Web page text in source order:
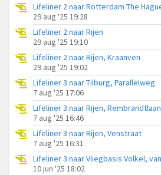
29 aug '25 19:28
Lifeliner 2 naar Rijen
29 aug '25 19:10
Lifeliner 2 naar Rijen, Kraanven
29 aug '25 19:02
Lifeliner 3 naar Tilburg, Parallelweg
7 aug '25 17:06
Lifeliner 3 naar Rijen, Rembrandtlaan
7 aug '25 16:46
Lifeliner 3 naar Rijen, Venstraat
7 aug '25 16:31
10 jun '25 18:02